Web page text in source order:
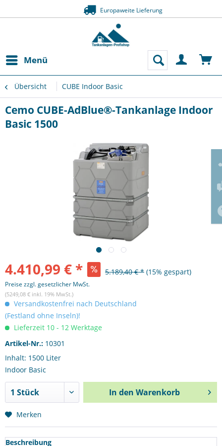
Menü
Übersicht CUBE Indoor Basic
Cemo CUBE-AdBlue®-Tankanlage Indoor
Basic 1500
4.410,99 € * 5.189,40 € * (15% gespart)
Preise zzgl. gesetzlicher MwSt.
(5249,08 € inkl. 19% MwSt.)
Versandkostenfrei nach Deutschland
(Festland ohne Inseln)!
Lieferzeit 10 - 12 Werktage
Artikel-Nr.: 10301
Inhalt: 1500 Liter
Indoor Basic
In den Warenkorb
Merken
Beschreibung